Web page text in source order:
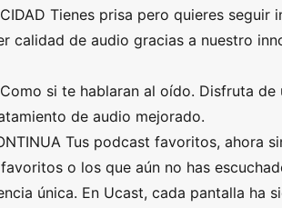
Tienes prisa pero quieres
calidad de audio gracias a nuestro
si te hablaran al oído. Disfruta
de audio mejorado.
Tus podcast favoritos, ahora
o los que aún no has
única. En Ucast, cada pantalla ha